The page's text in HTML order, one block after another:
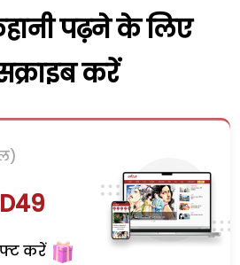
पढ़ने के लिए
करें
करें